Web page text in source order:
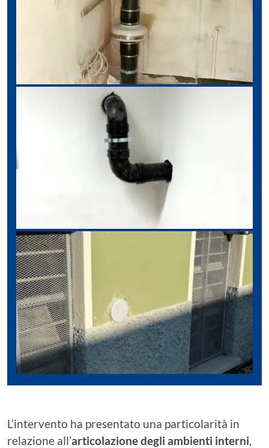
L’intervento ha presentato una particolarità in
relazione all’articolazione degli ambienti interni,